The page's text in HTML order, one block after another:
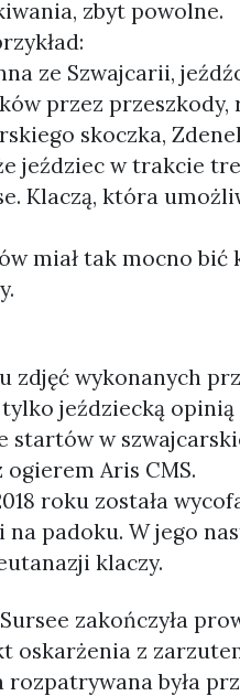
zbyt powolne.
ze Szwajcarii,
przez przeszkody,
skoczka,
jeździec w trakcie
Klaczą, która
miał tak mocno bić
zdjęć wykonanych
jeździecką
startów w
Aris CMS.
roku została
na padoku. W jego
klaczy.
zakończyła
oskarżenia z
była